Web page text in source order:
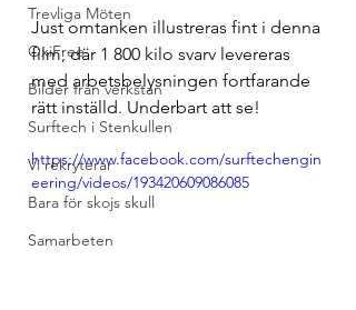
Trevliga Möten
OxiFree
Bilder från verkstan
Surftech i Stenkullen
Vi rekryterar
Bara för skojs skull
Samarbeten
Just omtanken illustreras fint i denna
film, där 1 800 kilo svarv levereras
med arbetsbelysningen fortfarande
rätt inställd. Underbart att se!
https://www.facebook.com/surftechengin
eering/videos/193420609086085